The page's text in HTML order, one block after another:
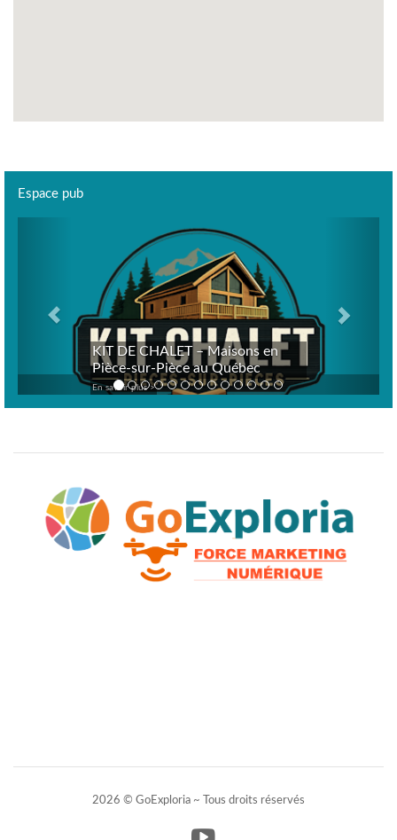
Espace pub
KIT DE CHALET – Maisons en
Pièce-sur-Pièce au Québec
En savoir plus >
2026 © GoExploria ~ Tous droits réservés